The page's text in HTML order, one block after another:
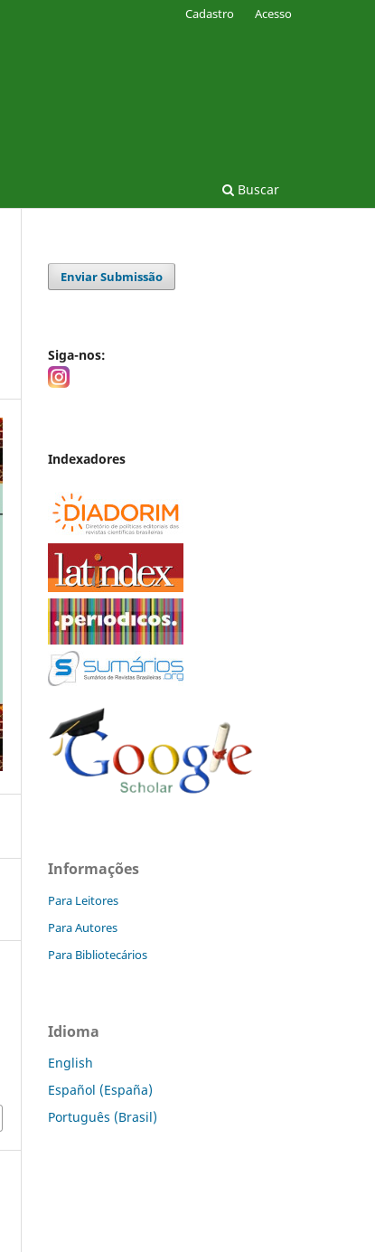
Buscar
Cadastro Acesso
Enviar Submissão
Siga-nos:
Indexadores
Informações
Para Leitores
Para Autores
Para Bibliotecários
Idioma
English
Español (España)
Português (Brasil)